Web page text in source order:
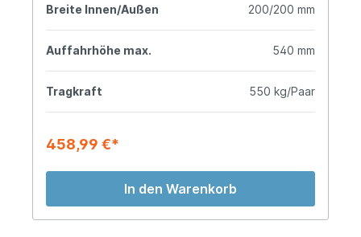
Breite Innen/Außen 200/200 mm
Auffahrhöhe max. 540 mm
Tragkraft 550 kg/Paar
458,99 €*
In den Warenkorb